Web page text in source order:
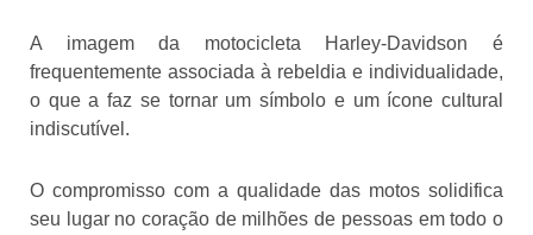
A imagem da motocicleta Harley-Davidson é
frequentemente associada à rebeldia e individualidade,
o que a faz se tornar um símbolo e um ícone cultural
indiscutível.
O compromisso com a qualidade das motos solidifica
seu lugar no coração de milhões de pessoas em todo o